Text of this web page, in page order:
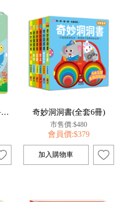
神奇探索遊戲書-恐龍手電筒 奇妙洞洞書(全套6冊)
市售價:$480
會員價:$379